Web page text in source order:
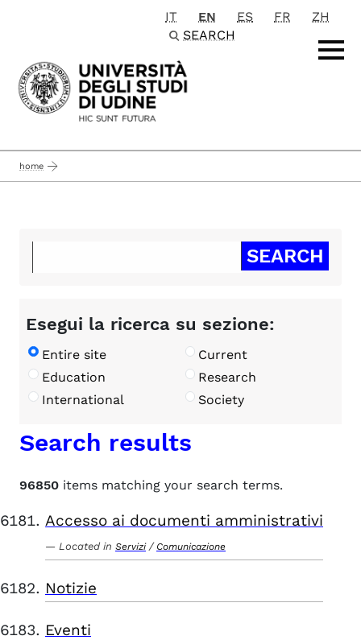
Passa al contenuto principale
IT EN ES FR
ZH
SEARCH
home
Esegui la ricerca su sezione:
Entire site
Current
Education
Research
International
Society
Search results
96850 items matching your search terms.
Accesso ai documenti amministrativi
Located in Servizi / Comunicazione
Notizie
Eventi